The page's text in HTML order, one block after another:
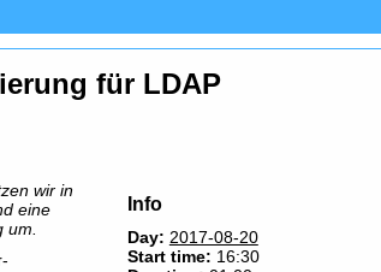
für LDAP
wir in
eine
Info
Day: 2017-08-20
Start time: 16:30